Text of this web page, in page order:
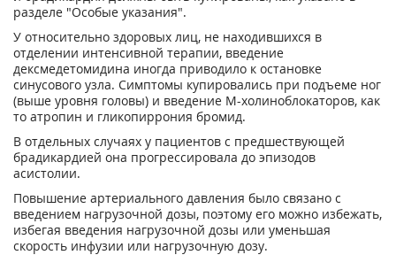
разделе "Особые указания".
У относительно здоровых лиц, не находившихся в
отделении интенсивной терапии, введение
дексмедетомидина иногда приводило к остановке
синусового узла. Симптомы купировались при подъеме ног
(выше уровня головы) и введение М-холиноблокаторов, как
то атропин и гликопиррония бромид.
В отдельных случаях у пациентов с предшествующей
брадикардией она прогрессировала до эпизодов
асистолии.
Повышение артериального давления было связано с
введением нагрузочной дозы, поэтому его можно избежать,
избегая введения нагрузочной дозы или уменьшая
скорость инфузии или нагрузочную дозу.